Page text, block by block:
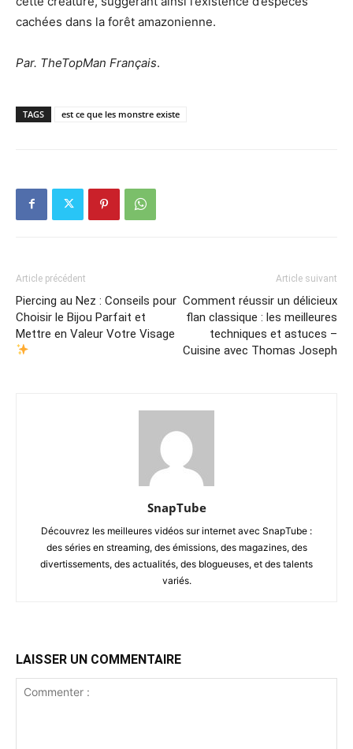
cachées dans la forêt amazonienne.
Par. TheTopMan Français.
TAGS est ce que les monstre existe
Article précédent
Piercing au Nez : Conseils pour
Choisir le Bijou Parfait et
Mettre en Valeur Votre Visage
Article suivant
Comment réussir un délicieux
flan classique : les meilleures
techniques et astuces –
Cuisine avec Thomas Joseph
SnapTube
Découvrez les meilleures vidéos sur internet avec SnapTube :
des séries en streaming, des émissions, des magazines, des
divertissements, des actualités, des blogueuses, et des talents
variés.
LAISSER UN COMMENTAIRE